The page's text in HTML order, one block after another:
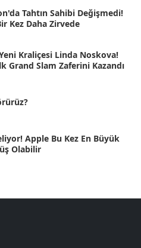
Tahtın Sahibi Değişmedi!
Kez Daha Zirvede
Kraliçesi Linda Noskova!
Grand Slam Zaferini Kazandı
Apple Bu Kez En Büyük
Olabilir